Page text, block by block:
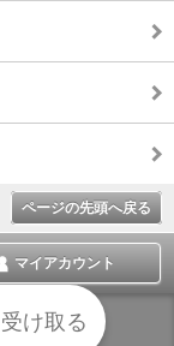
ページの先頭へ戻る
マイアカウント
PC版
受け取る